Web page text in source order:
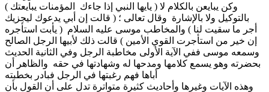
( يايها النبي إذا جاءك المؤمنات يبايعتك ) وكن يبايعن بالكلام لا
بالتوكيل ولا بالإشارة وقال تعالى ؛ ( قالت إن أبي يدعوك ليجزيك
أجر ما سقيت لنا ) والمخاطب موسى عليه السلام ( يأبت استأجره
إن خير من استأجرت القوي الأمين ) قالت ذلك لأبيها الرجل الصالح
وسمعه موسى ففي الآية الأولى مخاطبة الرجل وفي الثانية الحديث
بحضرته وهو يسمع كلامها ومدحها له وشهادتها في حقه والظاهر أن
أباها فهم رغبتها في الرجل فبادر بخطبته
وهذه الآيات وغيرها وأحاديث كثيرة متواترة تدل على أن القول بأن